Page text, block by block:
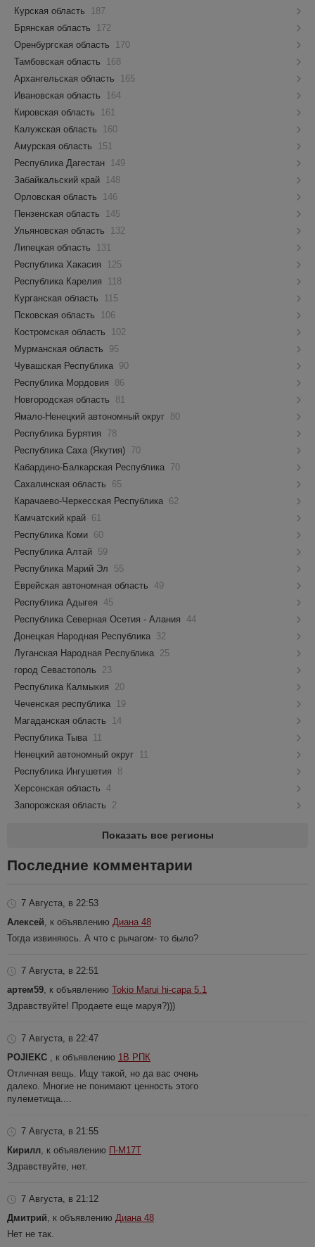
Курская область
187
Брянская область
172
Оренбургская область
170
Тамбовская область
168
Архангельская область
165
Ивановская область
164
Кировская область
161
Калужская область
160
Амурская область
151
Республика Дагестан 149
Забайкальский край 148
Орловская область
146
Пензенская область
145
Ульяновская область
132
Липецкая область
131
Республика Хакасия
125
Республика Карелия
118
Курганская область
115
Псковская область
106
Костромская область
102
Мурманская область
95
Чувашская Республика 90
Республика Мордовия
86
Новгородская область
81
Ямало-Ненецкий автономный округ 80
Республика Бурятия
78
Республика Саха (Якутия) 70
Кабардино-Балкарская Республика 70
Сахалинская область
65
Карачаево-Черкесская Республика 62
Камчатский край 61
Республика Коми 60
Республика Алтай 59
Республика Марий Эл
55
Еврейская автономная область 49
Республика Адыгея 45
Республика Северная Осетия - Алания 44
Донецкая Народная Республика 32
Луганская Народная Республика 25
город Севастополь
23
Республика Калмыкия
20
Чеченская республика 19
Магаданская область
14
Республика Тыва 11
Ненецкий автономный округ 11
Республика Ингушетия
8
Херсонская область 4
Запорожская область
2
Показать все регионы
Последние комментарии
7 Августа, в 22:53
Алексей , к объявлению Диана 48
Тогда извиняюсь. А что с рычагом- то было?
7 Августа, в 22:51
артем59 , к объявлению Tokio Marui hi-capa 5.1
Здравствуйте! Продаете еще маруя?)))
7 Августа, в 22:47
POJIEKC
, к объявлению 1В РПК
Отличная вещь. Ищу такой, но да вас очень
далеко. Многие не понимают ценность этого
пулеметища....
7 Августа, в 21:55
Кирилл , к объявлению П-М17Т
Здравствуйте, нет.
7 Августа, в 21:12
Дмитрий , к объявлению Диана 48
Нет не так.